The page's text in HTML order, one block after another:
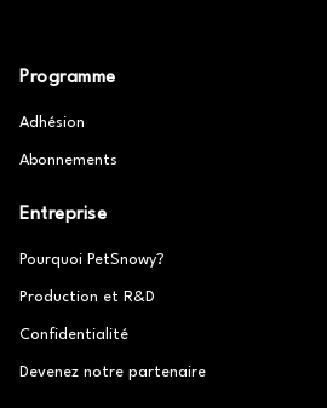
Programme
Adhésion
Abonnements
Entreprise
Pourquoi PetSnowy?
Production et R&D
Confidentialité
Devenez notre partenaire